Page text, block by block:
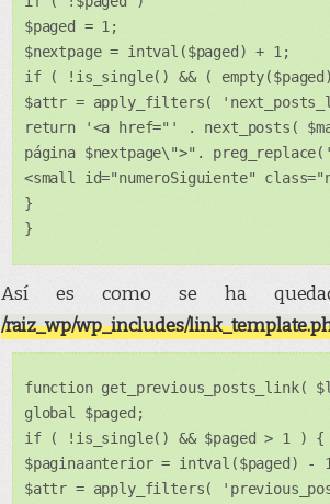
$paged = 1;
$nextpage = intval($paged) + 1;
if ( !is_single() && (
$attr = apply_filters(
return '<a href="' . next_posts(
página $nextpage\">".
<small id="numeroSiguiente"
}
}
Así es como se ha
/raiz_wp/wp_includes/
function get_previous_posts_link(
global $paged;
if ( !is_single() && $paged > 1 ) {
$paginaanterior = intval($paged) -
$attr = apply_filters(